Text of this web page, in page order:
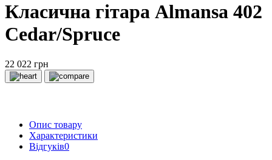
Класична гітара Almansa 402
Cedar/Spruce
22 022 грн
Опис товару
Характеристики
Відгуків0